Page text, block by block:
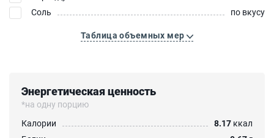
Соль
по вкусу
Таблица объемных мер
Энергетическая ценность
*на одну порцию
Калории
8.17 ккал